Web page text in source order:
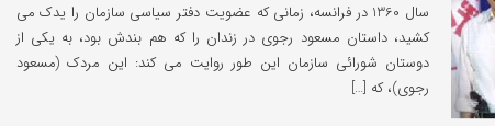
سال 1360 در فرانسه، زمانی که عضویت دفتر سیاسی سازمان را یدک می
کشید، داستان مسعود رجوی در زندان را که هم بندش بود، به یکی از
دوستان شورائی سازمان این طور روایت می کند: این مردک (مسعود
رجوی)، که […]